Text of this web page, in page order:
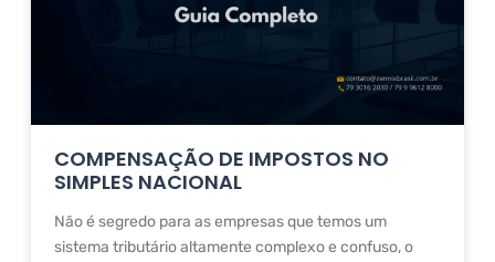
COMPENSAÇÃO DE IMPOSTOS NO
SIMPLES NACIONAL
Não é segredo para as empresas que temos um
sistema tributário altamente complexo e confuso, o